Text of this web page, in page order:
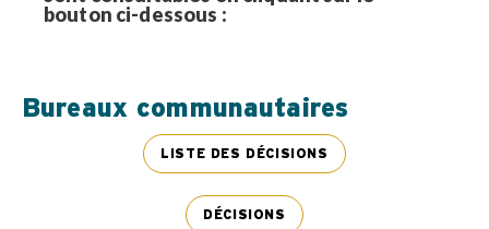
bouton ci-dessous :
Bureaux communautaires
LISTE DES DÉCISIONS
DÉCISIONS